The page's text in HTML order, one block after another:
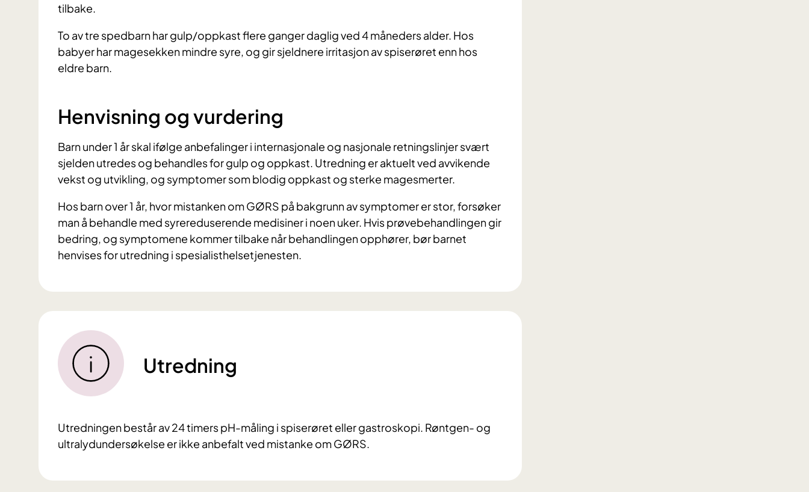
tilbake.
To av tre spedbarn har gulp/oppkast flere ganger daglig ved 4 måneders alder. Hos
babyer har magesekken mindre syre, og gir sjeldnere irritasjon av spiserøret enn hos
eldre barn.
Henvisning og vurdering
Barn under 1 år skal ifølge anbefalinger i internasjonale og nasjonale retningslinjer svært
sjelden utredes og behandles for gulp og oppkast. Utredning er aktuelt ved avvikende
vekst og utvikling, og symptomer som blodig oppkast og sterke magesmerter.
Hos barn over 1 år, hvor mistanken om GØRS på bakgrunn av symptomer er stor, forsøker
man å behandle med syrereduserende medisiner i noen uker. Hvis prøvebehandlingen gir
bedring, og symptomene kommer tilbake når behandlingen opphører, bør barnet
henvises for utredning i spesialisthelsetjenesten.
Utredning
Utredningen består av 24 timers pH-måling i spiserøret eller gastroskopi. Røntgen- og
ultralydundersøkelse er ikke anbefalt ved mistanke om GØRS.